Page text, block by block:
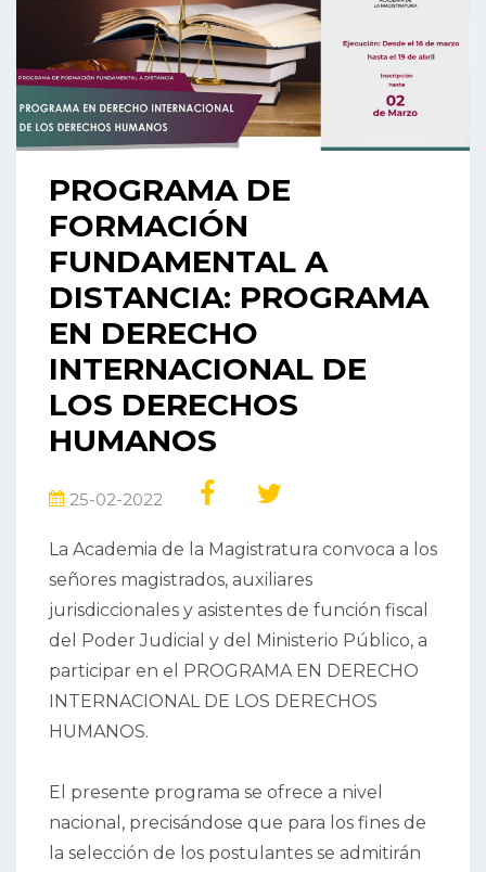
PROGRAMA DE
FORMACIÓN
FUNDAMENTAL A
DISTANCIA: PROGRAMA
EN DERECHO
INTERNACIONAL DE
LOS DERECHOS
HUMANOS
25-02-2022
La Academia de la Magistratura convoca a los
señores magistrados, auxiliares
jurisdiccionales y asistentes de función fiscal
del Poder Judicial y del Ministerio Público, a
participar en el PROGRAMA EN DERECHO
INTERNACIONAL DE LOS DERECHOS
HUMANOS.
El presente programa se ofrece a nivel
nacional, precisándose que para los fines de
la selección de los postulantes se admitirán